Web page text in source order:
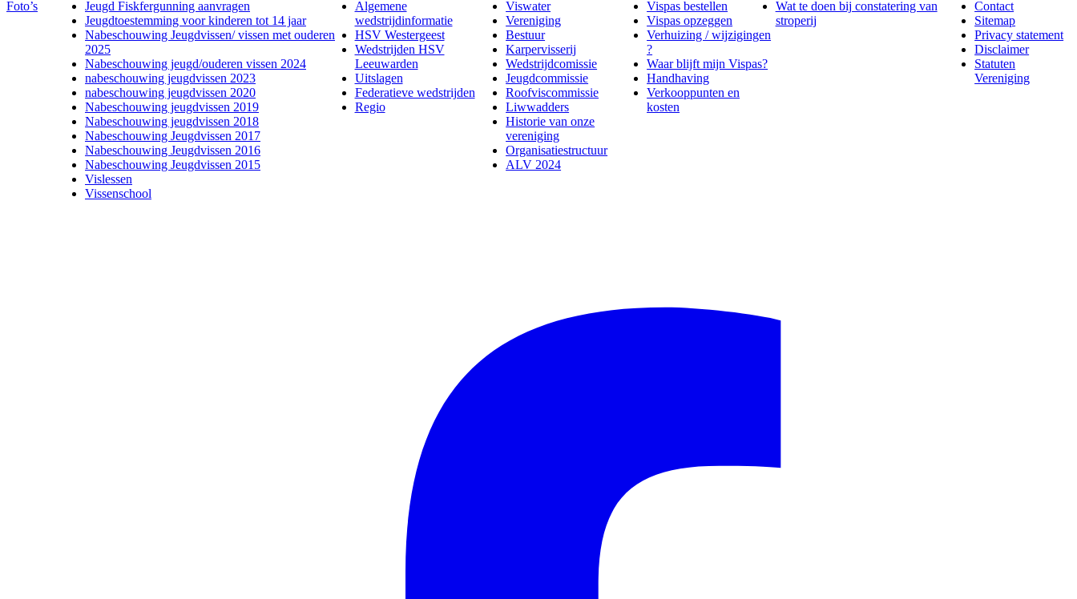
Foto’s
Jeugd Fiskfergunning aanvragen
Jeugdtoestemming voor kinderen tot 14 jaar
Nabeschouwing Jeugdvissen/ vissen met ouderen
2025
Nabeschouwing jeugd/ouderen vissen 2024
nabeschouwing jeugdvissen 2023
nabeschouwing jeugdvissen 2020
Nabeschouwing jeugdvissen 2019
Nabeschouwing jeugdvissen 2018
Nabeschouwing Jeugdvissen 2017
Nabeschouwing Jeugdvissen 2016
Nabeschouwing Jeugdvissen 2015
Vislessen
Vissenschool
Algemene
wedstrijdinformatie
HSV Westergeest
Wedstrijden HSV
Leeuwarden
Uitslagen
Federatieve wedstrijden
Regio
Viswater
Vereniging
Bestuur
Karpervisserij
Wedstrijdcomissie
Jeugdcommissie
Roofviscommissie
Liwwadders
Historie van onze
vereniging
Organisatiestructuur
ALV 2024
Vispas bestellen
Vispas opzeggen
Verhuizing / wijzigingen
?
Waar blijft mijn Vispas?
Handhaving
Verkooppunten en
kosten
Wat te doen bij constatering van
stroperij
Contact
Sitemap
Privacy statement
Disclaimer
Statuten
Vereniging